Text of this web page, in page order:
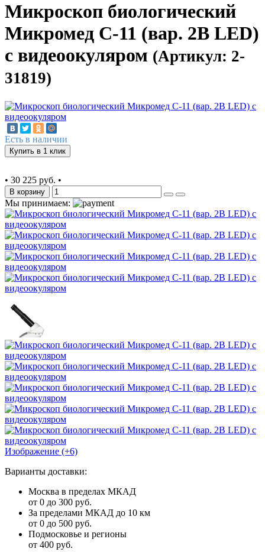
Микроскоп биологический
Микромед С-11 (вар. 2B LED)
с видеоокуляром (Артикул: 2-
31819)
Есть в наличии
Купить в 1 клик
• 30 225 руб. •
В корзину
Мы принимаем:
Изображение (+6)
Варианты доставки:
Москва в пределах МКАД
от 0 до 300 руб.
За пределами МКАД до 10 км
от 0 до 500 руб.
Подмосковье и регионы
от 400 руб.